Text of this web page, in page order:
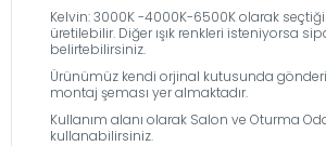
Kelvin: 3000K -4000K-6500K olarak
üretilebilir. Diğer ışık renkleri isteniyorsa
belirtebilirsiniz.
Ürünümüz kendi orjinal kutusunda
montaj şeması yer almaktadır.
Kullanım alanı olarak Salon ve Oturma
kullanabilirsiniz.